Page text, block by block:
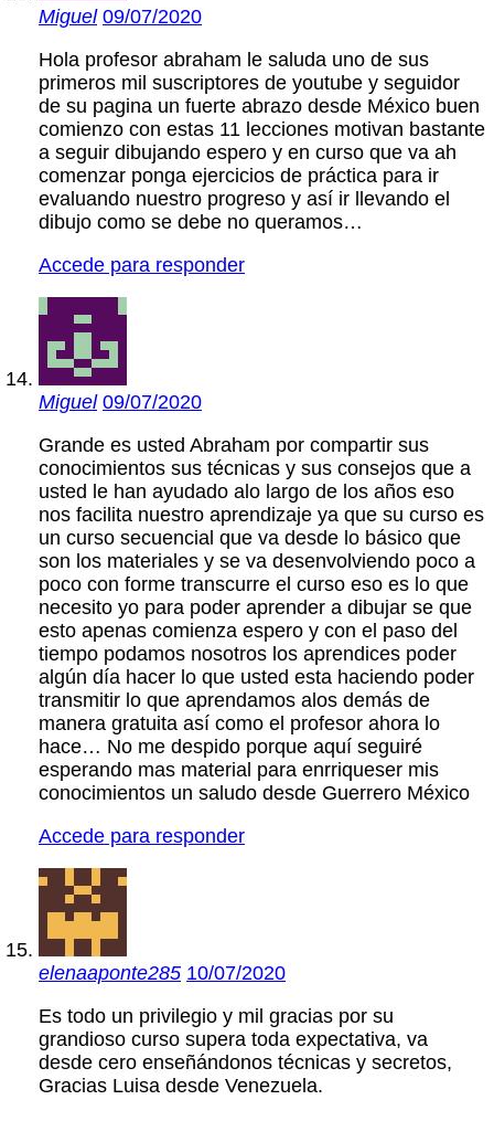
Miguel 09/07/2020
Hola profesor abraham le saluda uno de sus
primeros mil suscriptores de youtube y seguidor
de su pagina un fuerte abrazo desde México buen
comienzo con estas 11 lecciones motivan bastante
a seguir dibujando espero y en curso que va ah
comenzar ponga ejercicios de práctica para ir
evaluando nuestro progreso y así ir llevando el
dibujo como se debe no queramos…
Accede para responder
Miguel 09/07/2020
Grande es usted Abraham por compartir sus
conocimientos sus técnicas y sus consejos que a
usted le han ayudado alo largo de los años eso
nos facilita nuestro aprendizaje ya que su curso es
un curso secuencial que va desde lo básico que
son los materiales y se va desenvolviendo poco a
poco con forme transcurre el curso eso es lo que
necesito yo para poder aprender a dibujar se que
esto apenas comienza espero y con el paso del
tiempo podamos nosotros los aprendices poder
algún día hacer lo que usted esta haciendo poder
transmitir lo que aprendamos alos demás de
manera gratuita así como el profesor ahora lo
hace… No me despido porque aquí seguiré
esperando mas material para enrriqueser mis
conocimientos un saludo desde Guerrero México
Accede para responder
elenaaponte285 10/07/2020
Es todo un privilegio y mil gracias por su
grandioso curso supera toda expectativa, va
desde cero enseñándonos técnicas y secretos,
Gracias Luisa desde Venezuela.